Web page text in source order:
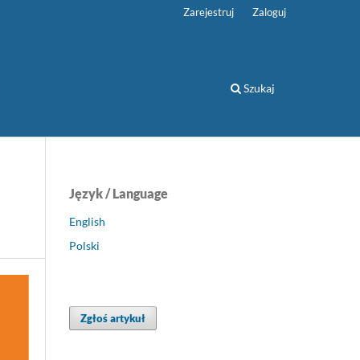
Szukaj
Zarejestruj Zaloguj
Język / Language
English
Polski
Zgłoś artykuł